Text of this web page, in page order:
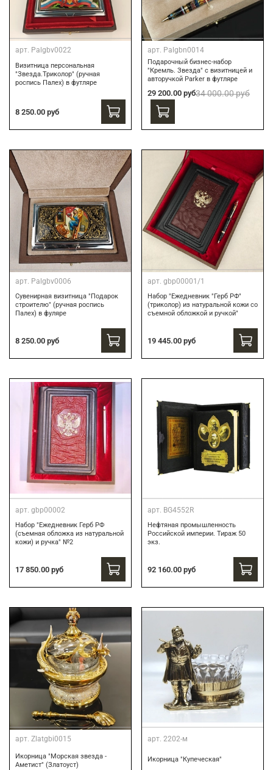
арт. Palgbv0022
Визитница персональная
"Звезда.Триколор" (ручная
роспись Палех) в футляре
8 250.00 руб
арт. Palgbn0014
Подарочный бизнес-набор
"Кремль. Звезда" с визитницей и
авторучкой Parker в футляре
29 200.00 руб34 000.00 руб
арт. Palgbv0006
Сувенирная визитница "Подарок
строителю" (ручная роспись
Палех) в фуляре
8 250.00 руб
арт. gbp00001/1
Набор "Ежедневник "Герб РФ"
(триколор) из натуральной кожи со
съемной обложкой и ручкой"
19 445.00 руб
арт. gbp00002
Набор "Ежедневник Герб РФ
(съемная обложка из натуральной
кожи) и ручка" №2
17 850.00 руб
арт. BG4552R
Нефтяная промышленность
Российской империи. Тираж 50
экз.
92 160.00 руб
арт. Zlatgbi0015
Икорница "Морская звезда -
Аметист" (Златоуст)
арт. 2202-м
Икорница "Купеческая"